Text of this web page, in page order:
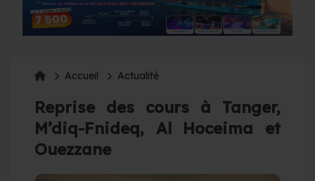
Accueil Actualité
Reprise des cours à Tanger,
M’diq-Fnideq, Al Hoceima et
Ouezzane